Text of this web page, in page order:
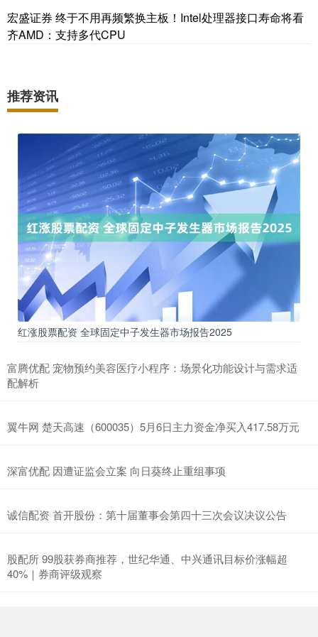
宏盛证券 终于不用再频繁换主板！Intel处理器接口寿命将看
齐AMD：支持多代CPU
推荐资讯
红涨股票配资 全球固定中子发生器市场报告2025
富腾优配 宠物预约美容医疗小程序：场景化功能设计与需求适
配解析
翼牛网 楚天高速（600035）5月6日主力资金净买入417.58万元
深富优配 因遭证监会立案 向日葵终止重组事项
诚信配资 首开股份：第十届董事会第四十三次会议决议公告
股配所 99股获券商推荐，世纪华通、中兴通讯目标价涨幅超
40%｜券商评级观察